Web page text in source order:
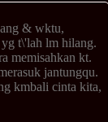
& wktu,
t\'lah lm hilang.
memisahkan kt.
jantungqu.
kmbali cinta kita,